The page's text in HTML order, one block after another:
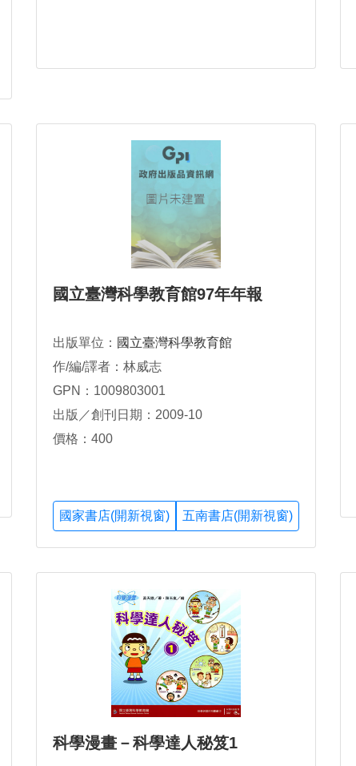
國立臺灣科學教育館97年年報
出版單位： 國立臺灣科學教育館
作/編/譯者：林威志
GPN：1009803001
出版／創刊日期：2009-10
價格：400
國家書店(開新視窗) 五南書店(開新視窗)
科學漫畫－科學達人秘笈1